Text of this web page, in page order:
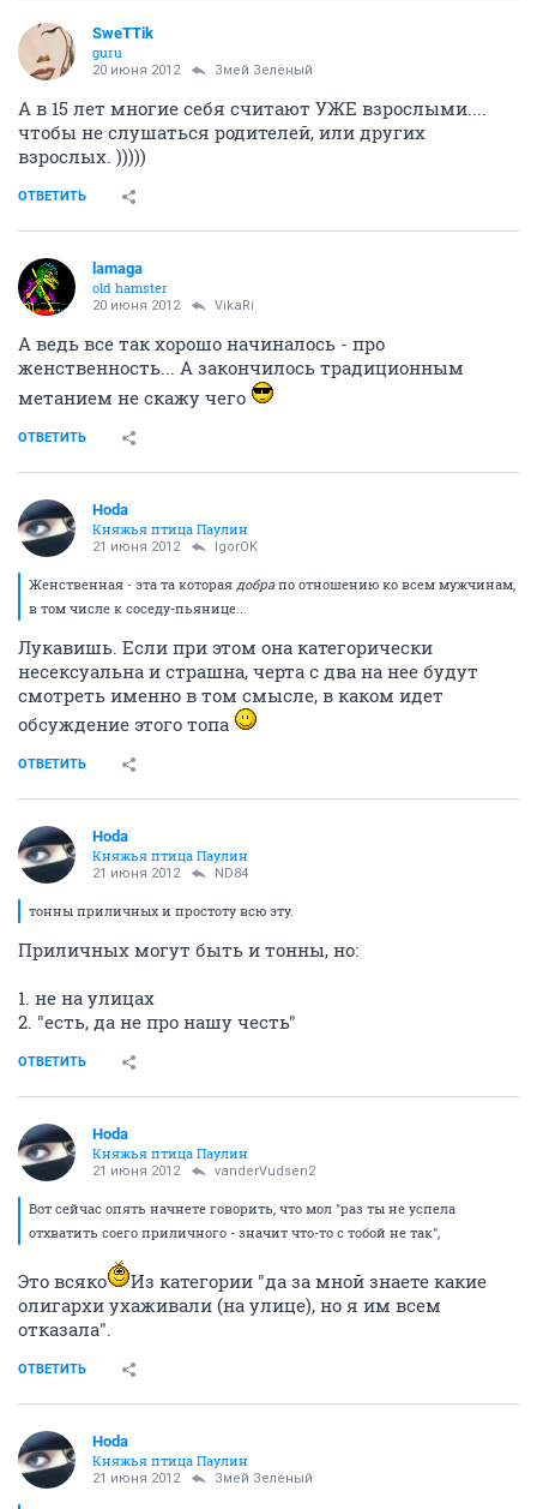
SweTTik
guru
20 июня 2012 Змей Зелёный
А в 15 лет многие себя считают УЖЕ взрослыми....
чтобы не слушаться родителей, или других
взрослых. )))))
ОТВЕТИТЬ
lamaga
old hamster
20 июня 2012 VikaRi
А ведь все так хорошо начиналось - про
женственность... А закончилось традиционным
метанием не скажу чего
ОТВЕТИТЬ
Hoda
Княжья птица Паулин
21 июня 2012 IgorOK
Женственная - эта та которая добрапо отношению ко всем мужчинам,
в том числе к соседу-пьянице...
Лукавишь. Если при этом она категорически
несексуальна и страшна, черта с два на нее будут
смотреть именно в том смысле, в каком идет
обсуждение этого топа
ОТВЕТИТЬ
Hoda
Княжья птица Паулин
21 июня 2012 ND84
тонны приличных и простоту всю эту.
Приличных могут быть и тонны, но:
1. не на улицах
2. "есть, да не про нашу честь"
ОТВЕТИТЬ
Hoda
Княжья птица Паулин
21 июня 2012 vanderVudsen2
Вот сейчас опять начнете говорить, что мол "раз ты не успела
отхватить соего приличного - значит что-то с тобой не так",
Это всяко
Из категории "да за мной знаете какие
олигархи ухаживали (на улице), но я им всем
отказала".
ОТВЕТИТЬ
Hoda
Княжья птица Паулин
21 июня 2012 Змей Зелёный